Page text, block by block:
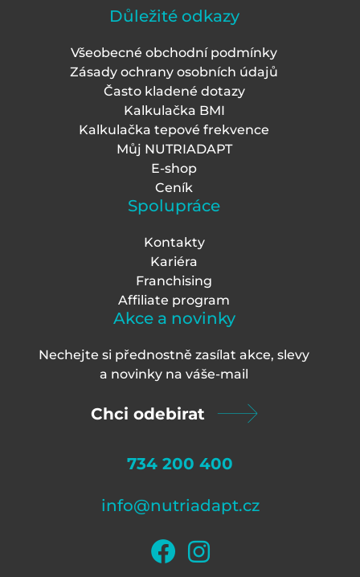
Důležité odkazy
Všeobecné obchodní podmínky
Zásady ochrany osobních údajů
Často kladené dotazy
Kalkulačka BMI
Kalkulačka tepové frekvence
Můj NUTRIADAPT
E-shop
Ceník
Spolupráce
Kontakty
Kariéra
Franchising
Affiliate program
Akce a novinky
Nechejte si přednostně zasílat akce, slevy
a novinky na váše-mail
Chci odebirat
734 200 400
info@nutriadapt.cz